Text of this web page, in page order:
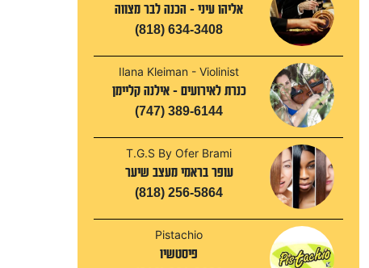
אליהו עיני - הכנה לבר מצווה
(818) 634-3408
Ilana Kleiman - Violinist
כנרת לאירועים - אילנה קליימן
(747) 389-6144
T.G.S By Ofer Brami
עופר בראמי מעצב שיער
(818) 256-5864
Pistachio
פיסטשיו